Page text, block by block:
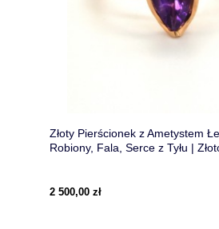
Złoty Pierścionek z Ametystem
Robiony, Fala, Serce z Tyłu |
2 500,00 zł